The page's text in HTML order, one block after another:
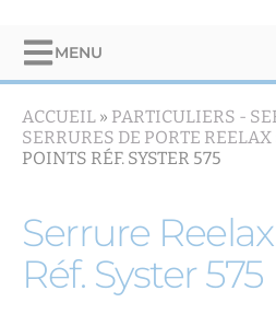
MENU
ACCUEIL » PARTICULIERS -
SERRURES DE PORTE REELAX
POINTS RÉF. SYSTER 575
Serrure
Réf. Syster 575